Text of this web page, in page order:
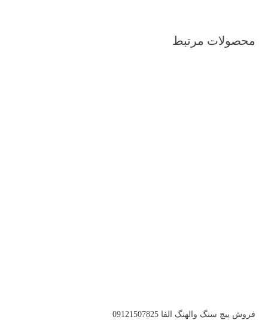
محصولات مرتبط
فروش پیچ سنگ والهنگ الفا 09121507825